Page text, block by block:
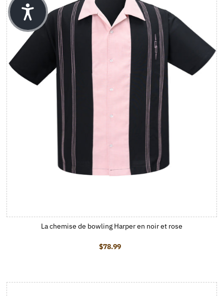
La chemise de bowling Harper en noir et rose
Prix ordinaire
$78.99